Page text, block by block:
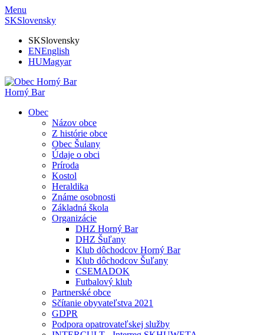
Menu
SKSlovensky
SKSlovensky
ENEnglish
HUMagyar
Horný Bar
Obec
Názov obce
Z histórie obce
Obec Šulany
Údaje o obci
Príroda
Kostol
Heraldika
Známe osobnosti
Základná škola
Organizácie
DHZ Horný Bar
DHZ Šuľany
Klub dôchodcov Horný Bar
Klub dôchodcov Šuľany
CSEMADOK
Futbalový klub
Partnerské obce
Sčítanie obyvateľstva 2021
GDPR
Podpora opatrovateľskej služby